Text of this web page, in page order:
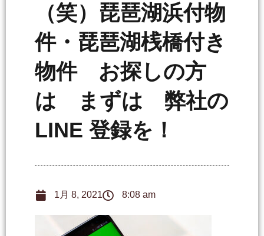
（笑）琵琶湖浜付物
件・琵琶湖桟橋付き
物件 お探しの方
は まずは 弊社の
LINE 登録を！
1月 8, 2021 8:08 am